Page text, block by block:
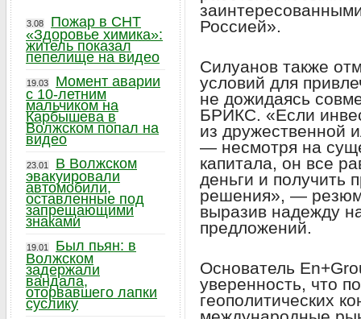
Россией».
Силуанов также
условий для
не дожидаясь
БРИКС. «Если
из дружественной
— несмотря на
капитала, он все
деньги и получить
решения», —
выразив надежду
предложений.
Основатель
уверенность, что
геополитических
3.08
Пожар в СНТ
«Здоровье химика»:
житель показал
пепелище на видео
19.03
Момент аварии
с 10-летним
мальчиком на
Карбышева в
Волжском попал на
видео
23.01
В Волжском
эвакуировали
автомобили,
оставленные под
запрещающими
знаками
19.01
Был пьян: в
Волжском
задержали
вандала,
оторвавшего лапки
суслику